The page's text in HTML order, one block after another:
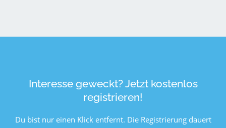
Interesse geweckt? Jetzt kostenlos
registrieren!
Du bist nur einen Klick entfernt. Die Registrierung dauert